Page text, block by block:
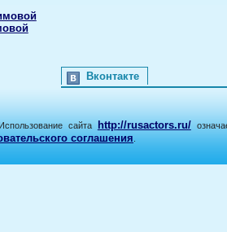
Вконтакте
сайта http://rusactors.ru/
соглашения